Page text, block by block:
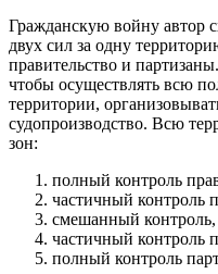
Гражданскую войну автор
двух сил за одну
правительство и
чтобы осуществлять всю
территории,
судопроизводство. Всю
зон:
полный контроль
частичный контроль
смешанный контроль,
частичный контроль
полный контроль